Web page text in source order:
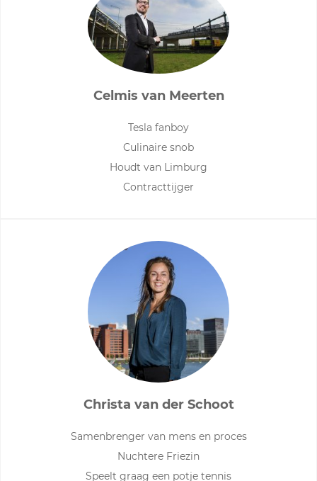
Celmis van Meerten
Tesla fanboy
Culinaire snob
Houdt van Limburg
Contracttijger
Christa van der Schoot
Samenbrenger van mens en proces
Nuchtere Friezin
Speelt graag een potje tennis